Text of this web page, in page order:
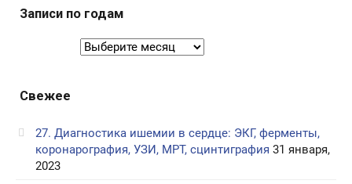
Записи по годам
Свежее
27. Диагностика ишемии в сердце: ЭКГ, ферменты,
коронарография, УЗИ, МРТ, сцинтиграфия 31 января,
2023